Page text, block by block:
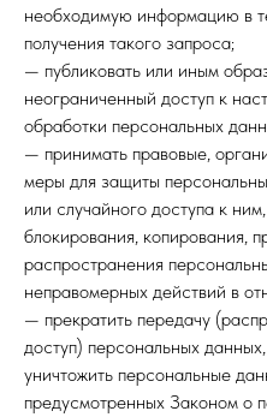
необходимую информацию в
получения такого запроса;
— публиковать или иным
неограниченный доступ к
обработки персональных
— принимать правовые,
меры для защиты
или случайного доступа к
блокирования, копирования,
распространения
неправомерных действий в
— прекратить передачу
доступ) персональных
уничтожить персональные
предусмотренных Законом о